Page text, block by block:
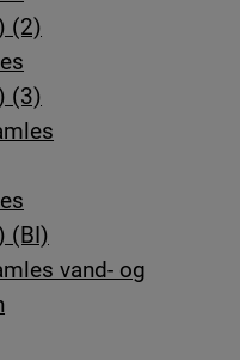
(2)
(3)
(BI)
vand- og